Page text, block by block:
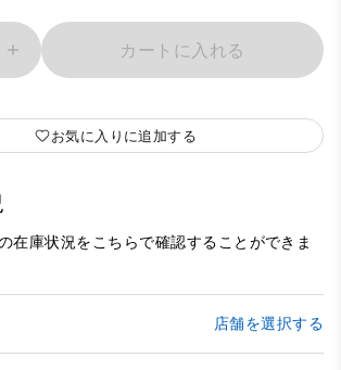
カートに入れる
お気に入りに追加する
在庫状況をこちらで確認することができま
店舗を選択する